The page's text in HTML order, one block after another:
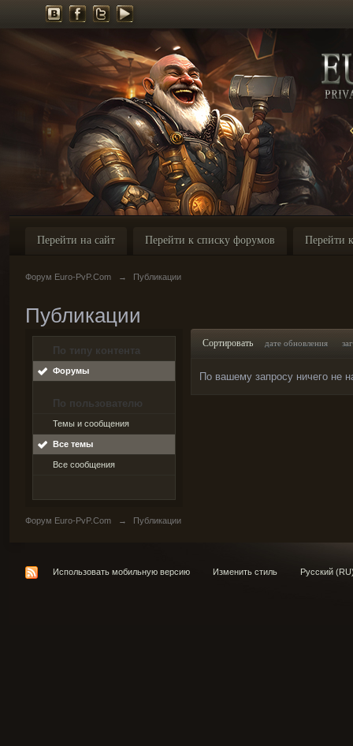
Перейти на сайт Перейти к списку форумов Перейти
Форум Euro-PvP.Com → Публикации
Публикации
По типу контента
Форумы
По пользователю
Темы и сообщения
Все темы
Все сообщения
Сортировать дате обновления
По вашему запросу ничего не
Форум Euro-PvP.Com → Публикации
Использовать мобильную версию Изменить стиль Русский